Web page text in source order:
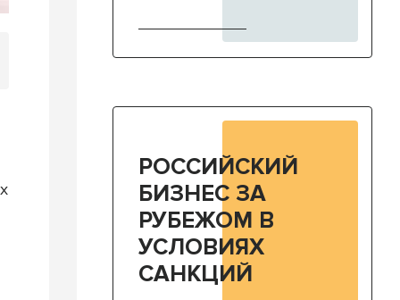
РОССИЙСКИЙ
БИЗНЕС ЗА
РУБЕЖОМ В
УСЛОВИЯХ
САНКЦИЙ